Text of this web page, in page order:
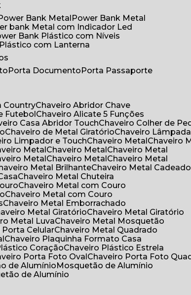
Power Bank Metal
Power Bank Metal
bank Metal com Indicador Led
Bank Plástico com Níveis
Plástico com Lanterna
Porta Documento
Porta Passaporte
Country
Chaveiro Abridor Chave
Futebol
Chaveiro Alicate 5 Funções
Casa Abridor Touch
Chaveiro Colher de
Chaveiro de Metal Giratório
Chaveiro Lâmpada
Limpador e Touch Chaveiro Metal
Chaveiro
Metal Chaveiro Metal
Chaveiro Metal
Metal Chaveiro Metal
Chaveiro Metal
Metal Brilhante
Chaveiro Metal Cadeado
Chaveiro Metal Chuteira
Chaveiro Metal com Couro
Chaveiro Metal com Couro
Chaveiro Metal Emborrachado
Metal Giratório
Chaveiro Metal Giratório
Metal Luva
Chaveiro Metal Mosquetão
Porta Celular
Chaveiro Metal Quadrado
Chaveiro Plaquinha Formato Casa
Coração
Chaveiro Plástico Estrela
Porta Foto Oval
Chaveiro Porta Foto
de Alumínio
Mosquetão de Alumínio
de Alumínio